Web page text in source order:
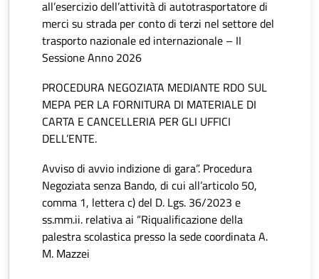
all’esercizio dell’attività di autotrasportatore di
merci su strada per conto di terzi nel settore del
trasporto nazionale ed internazionale – II
Sessione Anno 2026
PROCEDURA NEGOZIATA MEDIANTE RDO SUL
MEPA PER LA FORNITURA DI MATERIALE DI
CARTA E CANCELLERIA PER GLI UFFICI
DELL’ENTE.
Avviso di avvio indizione di gara”. Procedura
Negoziata senza Bando, di cui all’articolo 50,
comma 1, lettera c) del D. Lgs. 36/2023 e
ss.mm.ii. relativa ai “Riqualificazione della
palestra scolastica presso la sede coordinata A.
M. Mazzei